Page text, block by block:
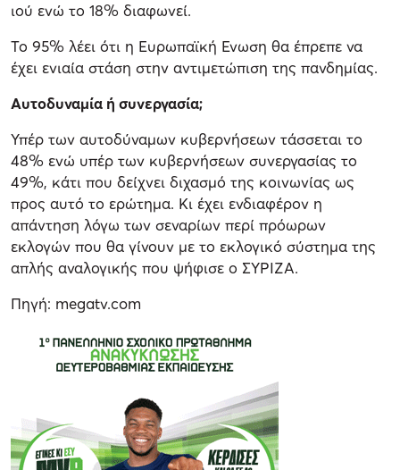
ιού ενώ το 18% διαφωνεί.
Το 95% λέει ότι η Ευρωπαϊκή Ενωση θα έπρεπε να
έχει ενιαία στάση στην αντιμετώπιση της πανδημίας.
Αυτοδυναμία ή συνεργασία;
Υπέρ των αυτοδύναμων κυβερνήσεων τάσσεται το
48% ενώ υπέρ των κυβερνήσεων συνεργασίας το
49%, κάτι που δείχνει διχασμό της κοινωνίας ως
προς αυτό το ερώτημα. Κι έχει ενδιαφέρον η
απάντηση λόγω των σεναρίων περί πρόωρων
εκλογών που θα γίνουν με το εκλογικό σύστημα της
απλής αναλογικής που ψήφισε ο ΣΥΡΙΖΑ.
Πηγή: megatv.com